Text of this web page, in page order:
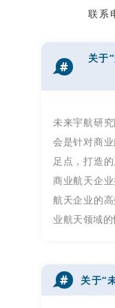
联系
#
关于
未来宇航研
会是针对商
足点，打造
商业航天企
航天企业的
业航天领域的
# 关于“